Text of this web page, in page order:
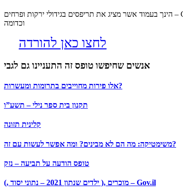
הינך בעמוד אשר מציג את תריפסים בגידולי ירקות ופרחים – Gov.il, הופרט הינו אלגוריתם שסורק את הרשת בחיפוש אחר טפסים שיכולים לשמש כל אחד בחיי היום יום המנוע מיועד לחסוך את החיפוש המייגע באתרי ממשלה
וכדומה
לחצו כאן להורדה
אנשים שחיפשו טופס זה התעניינו גם לגבי
אלו פירות מחוייבים בתרומות ומעשרות?
תקנון בית ספר נילי – תשע”ו
קלינית תזונה
משימטיקה: מה הם לא מבינים? ומה אפשר לעשות עם זה?
טופס הודעה על תביעה – נזק
מוכרים ,( ילדים שנתון 2021 – נתוני יסוד ,) – Gov.il